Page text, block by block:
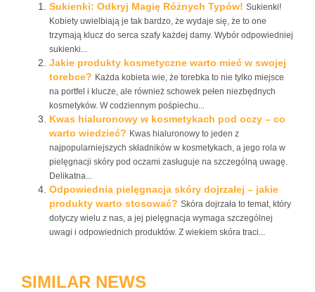
Sukienki: Odkryj Magię Różnych Typów! Sukienki!
Kobiety uwielbiają je tak bardzo, że wydaje się, że to one
trzymają klucz do serca szafy każdej damy. Wybór odpowiedniej
sukienki...
Jakie produkty kosmetyczne warto mieć w swojej
torebce? Każda kobieta wie, że torebka to nie tylko miejsce
na portfel i klucze, ale również schowek pełen niezbędnych
kosmetyków. W codziennym pośpiechu...
Kwas hialuronowy w kosmetykach pod oczy – co
warto wiedzieć? Kwas hialuronowy to jeden z
najpopularniejszych składników w kosmetykach, a jego rola w
pielęgnacji skóry pod oczami zasługuje na szczególną uwagę.
Delikatna...
Odpowiednia pielęgnacja skóry dojrzałej – jakie
produkty warto stosować? Skóra dojrzała to temat, który
dotyczy wielu z nas, a jej pielęgnacja wymaga szczególnej
uwagi i odpowiednich produktów. Z wiekiem skóra traci...
SIMILAR NEWS